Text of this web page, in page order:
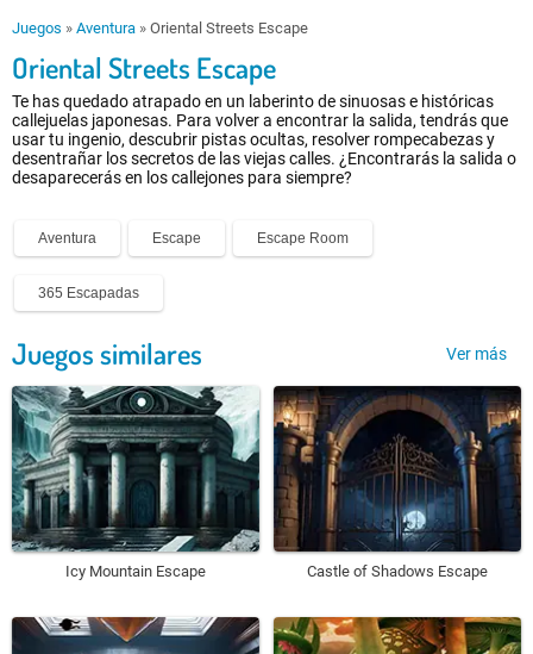
Juegos » Aventura » Oriental Streets Escape
Oriental Streets Escape
Te has quedado atrapado en un laberinto de sinuosas e históricas
callejuelas japonesas. Para volver a encontrar la salida, tendrás que
usar tu ingenio, descubrir pistas ocultas, resolver rompecabezas y
desentrañar los secretos de las viejas calles. ¿Encontrarás la salida o
desaparecerás en los callejones para siempre?
Aventura Escape Escape Room
365 Escapadas
Juegos similares Ver más
Icy Mountain Escape Castle of Shadows Escape